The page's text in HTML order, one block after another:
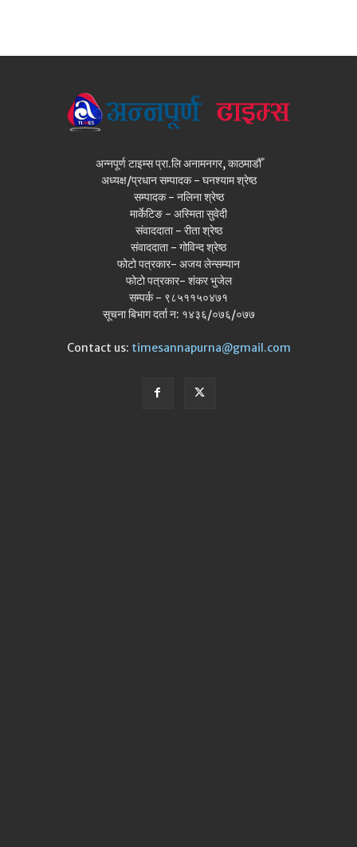
अन्नपूर्ण टाइम्स प्रा.लि अनामनगर, काठमाडौँ
अध्यक्ष/प्रधान सम्पादक - घनश्याम श्रेष्ठ
सम्पादक - नलिना श्रेष्ठ
मार्केटिङ - अस्मिता सुवेदी
संवाददाता - रीता श्रेष्ठ
संवाददाता - गोविन्द श्रेष्ठ
फोटो पत्रकार- अजय लेन्सम्यान
फोटो पत्रकार- शंकर भुजेल
सम्पर्क - ९८५११५०४७१
सूचना बिभाग दर्ता न: १४३६/०७६/०७७
Contact us: timesannapurna@gmail.com